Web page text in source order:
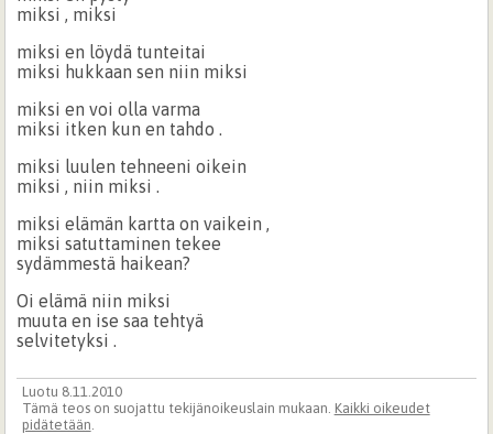
miksi , miksi
miksi en löydä tunteitai
miksi hukkaan sen niin miksi
miksi en voi olla varma
miksi itken kun en tahdo .
miksi luulen tehneeni oikein
miksi , niin miksi .
miksi elämän kartta on vaikein ,
miksi satuttaminen tekee
sydämmestä haikean?
Oi elämä niin miksi
muuta en ise saa tehtyä
selvitetyksi .
Luotu 8.11.2010
Tämä teos on suojattu tekijänoikeuslain mukaan. Kaikki oikeudet
pidätetään